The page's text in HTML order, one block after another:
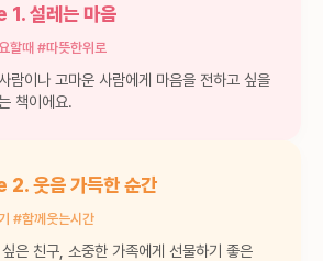
설레는 마음
할때 #따뜻한위로
람이나 고마운 사람에게 마음을 전하고 싶을
책이에요.
웃음 가득한 순간
#함께웃는시간
은 친구, 소중한 가족에게 선물하기 좋은